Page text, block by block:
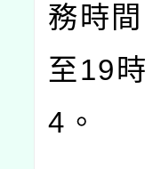
務時間
至19
4 。